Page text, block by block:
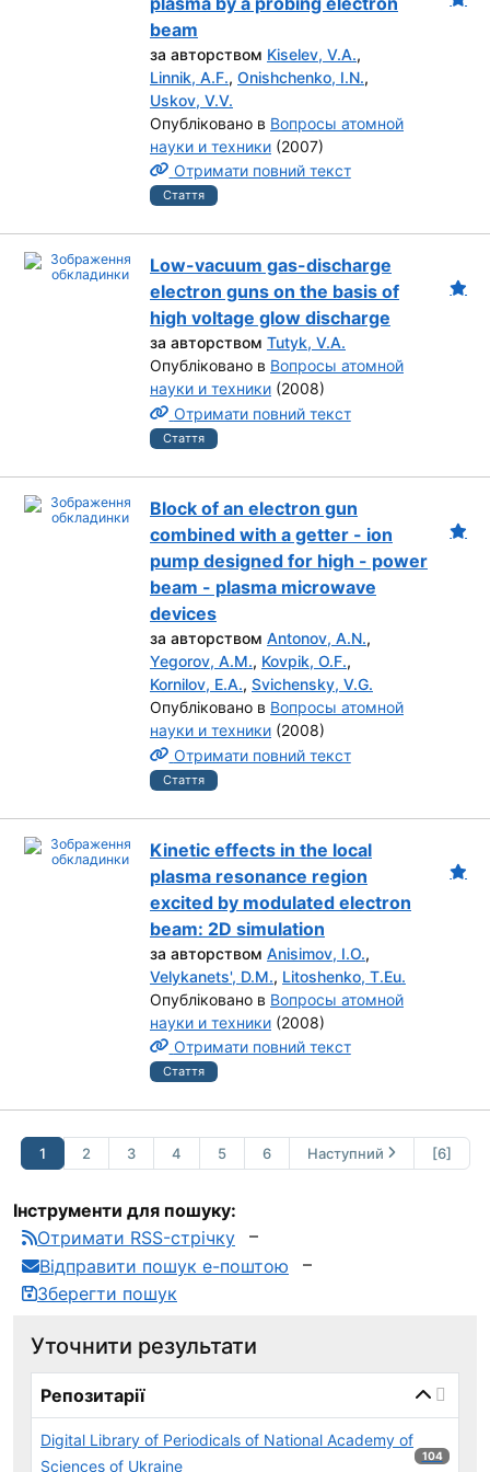
beam
за авторством Kiselev, V.A.,
Linnik, A.F., Onishchenko, I.N.,
Uskov, V.V.
Опубліковано в Вопросы атомной
науки и техники (2007)
Отримати повний текст
Стаття
Low-vacuum gas-discharge
electron guns on the basis of
high voltage glow discharge
за авторством Tutyk, V.A.
Опубліковано в Вопросы атомной
науки и техники (2008)
Отримати повний текст
Стаття
Block of an electron gun
combined with a getter - ion
pump designed for high - power
beam - plasma microwave
devices
за авторством Antonov, A.N.,
Yegorov, A.M., Kovpik, O.F.,
Kornilov, E.A., Svichensky, V.G.
Опубліковано в Вопросы атомной
науки и техники (2008)
Отримати повний текст
Стаття
Kinetic effects in the local
plasma resonance region
excited by modulated electron
beam: 2D simulation
за авторством Anisimov, I.O.,
Velykanets', D.M., Litoshenko, T.Eu.
Опубліковано в Вопросы атомной
науки и техники (2008)
Отримати повний текст
Стаття
1 2 3 4 5 6 Наступний [6]
Інструменти для пошуку:
Отримати RSS-стрічку
Відправити пошук е-поштою
Зберегти пошук
Уточнити результати
Репозитарії
Digital Library of Periodicals of National Academy of
Sciences of Ukraine
104
104